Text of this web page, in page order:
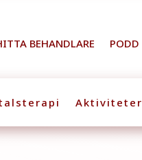
BEHANDLARE PODD
Aktiviteter